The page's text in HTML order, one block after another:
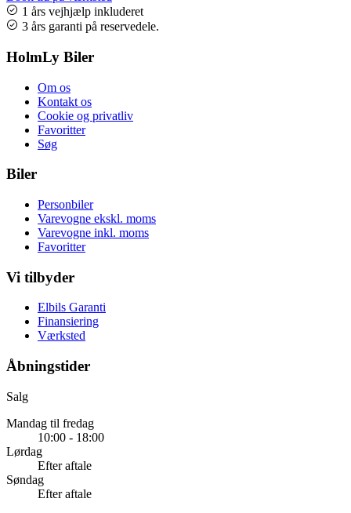
1 års vejhjælp inkluderet
3 års garanti på reservedele.
HolmLy Biler
Om os
Kontakt os
Cookie og privatliv
Favoritter
Søg
Biler
Personbiler
Varevogne ekskl. moms
Varevogne inkl. moms
Favoritter
Vi tilbyder
Elbils Garanti
Finansiering
Værksted
Åbningstider
Salg
Mandag til fredag
10:00 - 18:00
Lørdag
Efter aftale
Søndag
Efter aftale